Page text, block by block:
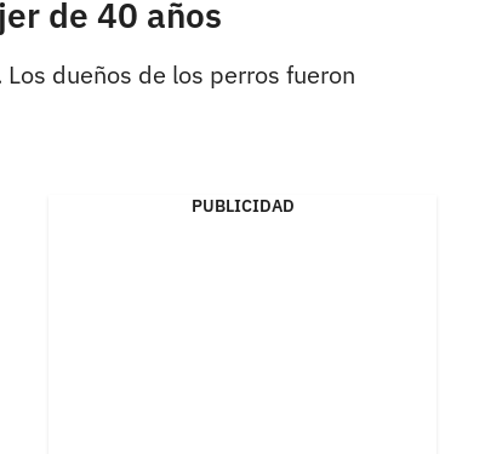
de 40 años
dueños de los perros fueron
PUBLICIDAD